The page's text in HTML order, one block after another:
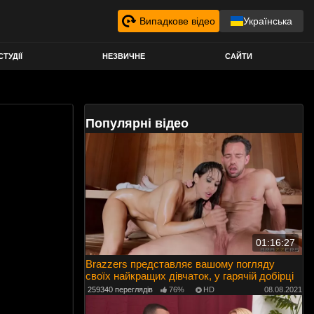
Випадкове відео Українська
НЕЗВИЧНЕ САЙТИ
Популярні відео
01:16:27
Brazzers представляє вашому погляду
своїх найкращих дівчаток, у гарячій добірці
259340 переглядів 76% HD 08.08.2021